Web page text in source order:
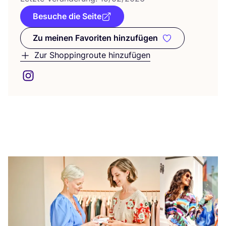
Besuche die Seite
Zu meinen Favoriten hinzufügen
Zu meinen Favoriten
Zur Shoppingroute hinzufügen